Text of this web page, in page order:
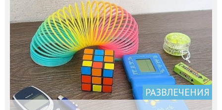
РАЗВЛЕЧЕНИЯ